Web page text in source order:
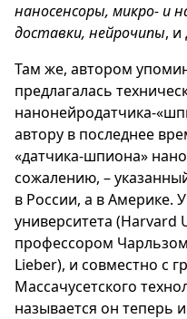
наносенсоры, микро- и
доставки, нейрочипы, и
Там же, автором
предлагалась
нанонейродатчика-
автору в последнее
«датчика-шпиона»
сожалению, –
в России, а в Америке.
университета (Harvard
профессором
Lieber), и совместно с
Массачусетского
называется он теперь